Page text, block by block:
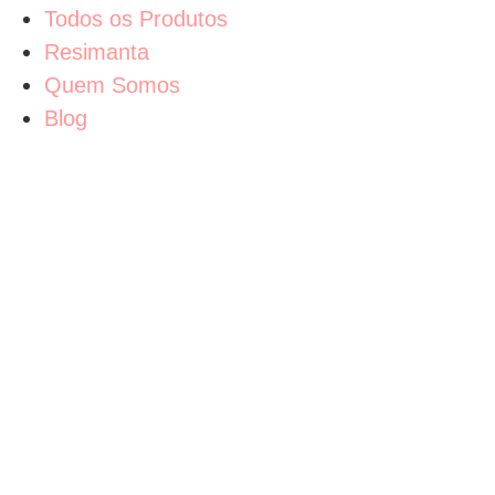
Todos os Produtos
Resimanta
Quem Somos
Blog